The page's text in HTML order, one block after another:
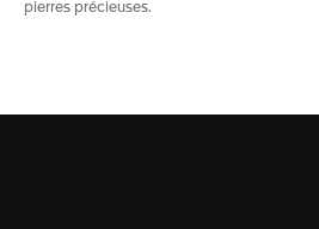
pierres précieuses.